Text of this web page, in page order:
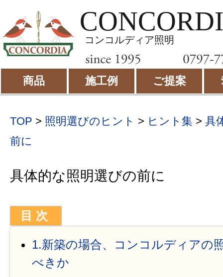
コンコルディア照明
商品 施工例 ご提案
TOP > 照明選びのヒント > ヒント集 > 具
前に
具体的な照明選びの前に
1.新築の場合、コンコルディアの
べきか